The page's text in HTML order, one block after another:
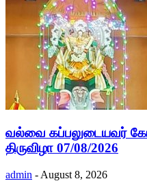
வல்வை கப்பலுடையவர்
திருவிழா 07/08/2026
admin - August 8, 2026